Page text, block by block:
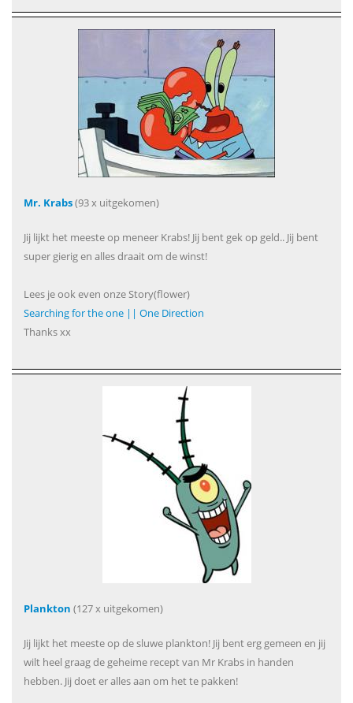
Mr. Krabs(93 x uitgekomen)
Jij lijkt het meeste op meneer Krabs! Jij bent gek op geld.. Jij bent
super gierig en alles draait om de winst!
Lees je ook even onze Story(flower)
Searching for the one || One Direction
Thanks xx
Plankton (127 x uitgekomen)
Jij lijkt het meeste op de sluwe plankton! Jij bent erg gemeen en jij
wilt heel graag de geheime recept van Mr Krabs in handen
hebben. Jij doet er alles aan om het te pakken!